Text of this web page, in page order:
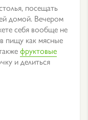
посещать
домой. Вечером
себя вообще не
пищу как мясные
фруктовые
и делиться